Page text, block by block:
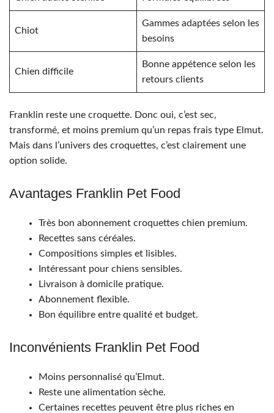
Chiot
Gammes adaptées selon les
besoins
Chien difficile
Bonne appétence selon les
retours clients
Franklin reste une croquette. Donc oui, c’est sec,
transformé, et moins premium qu’un repas frais type Elmut.
Mais dans l’univers des croquettes, c’est clairement une
option solide.
Avantages Franklin Pet Food
Très bon abonnement croquettes chien premium.
Recettes sans céréales.
Compositions simples et lisibles.
Intéressant pour chiens sensibles.
Livraison à domicile pratique.
Abonnement flexible.
Bon équilibre entre qualité et budget.
Inconvénients Franklin Pet Food
Moins personnalisé qu’Elmut.
Reste une alimentation sèche.
Certaines recettes peuvent être plus riches en